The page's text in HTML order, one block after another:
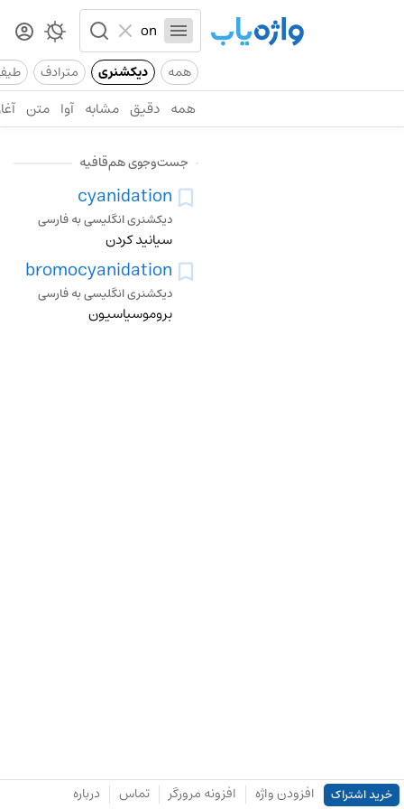
همه دیکشنری مترادف
همه دقیق مشابه آوا متن
جست‌وجوی هم‌قافیه
cyanidation
دیکشنری انگلیسی به فارسی
سیانید کردن
bromocyanidation
دیکشنری انگلیسی به فارسی
بروموسیاسیون
خرید اشتراک افزودن واژه افزونه مرورگر تماس درباره